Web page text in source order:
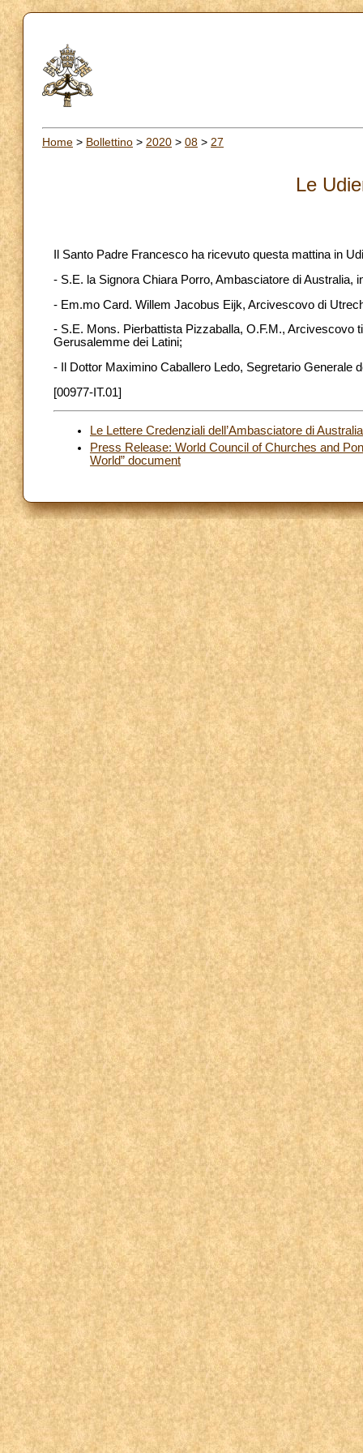
Home > Bollettino > 2020 > 08 > 27
Le
Il Santo Padre Francesco ha ricevuto questa mattina in
- S.E. la Signora Chiara Porro, Ambasciatore di Australia,
- Em.mo Card. Willem Jacobus Eijk, Arcivescovo di
- S.E. Mons. Pierbattista Pizzaballa, O.F.M., Arcivescovo
Gerusalemme dei Latini;
- Il Dottor Maximino Caballero Ledo, Segretario Generale
[00977-IT.01]
Le Lettere Credenziali dell’Ambasciatore di
Press Release: World Council of Churches and
World” document